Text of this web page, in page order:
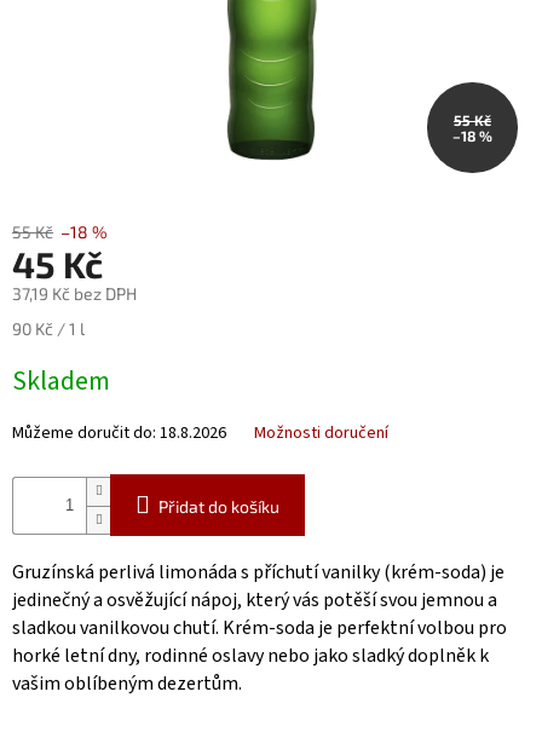
limitované
láhve
Měna
Přihlášení
55 Kč
–18 %
55 Kč –18 %
45 Kč
37,19 Kč bez DPH
Měrná
90 Kč / 1 l
Skladem
Můžeme doručit do: 18.8.2026 Možnosti doručení
Přidat do košíku
Gruzínská perlivá limonáda s příchutí vanilky (krém-soda) je
jedinečný a osvěžující nápoj, který vás potěší svou jemnou a
sladkou vanilkovou chutí. Krém-soda je perfektní volbou pro
horké letní dny, rodinné oslavy nebo jako sladký doplněk k
vašim oblíbeným dezertům.